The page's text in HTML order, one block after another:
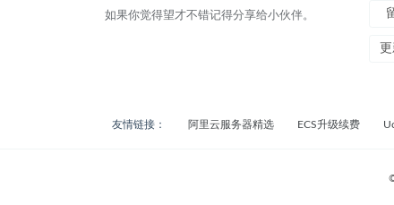
如果你觉得望才不错记得分享给小伙伴。
友情链接： 阿里云服务器精选 ECS升级续费